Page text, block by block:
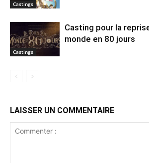
Castings
Castings
Casting pour la
monde en 80 jours
LAISSER UN COMMENTAIRE